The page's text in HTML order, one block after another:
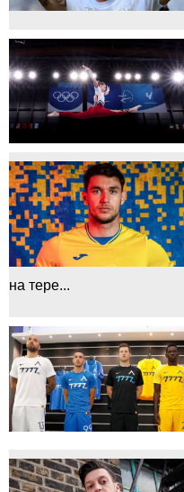
на тере...